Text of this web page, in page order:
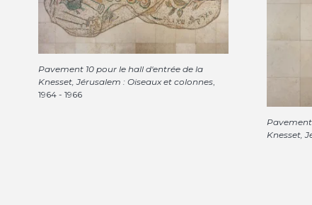
Pavement 10 pour le hall d'entrée de la
Knesset, Jérusalem : Oiseaux et colonnes,
1964 - 1966
Knesset,